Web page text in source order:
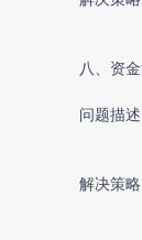
八、资
问题描
解决策